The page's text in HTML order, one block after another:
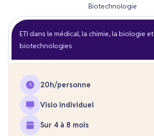
Biotechnologie
ETI dans le médical, la chimie, la biologie
biotechnologies
20h/personne
Visio individuel
Sur 4 à 8 mois